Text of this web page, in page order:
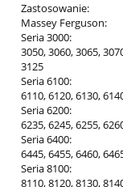
Zastosowanie:
Massey Ferguson:
Seria 3000:
3050, 3060, 3065,
3125
Seria 6100:
6110, 6120, 6130,
Seria 6200:
6235, 6245, 6255,
Seria 6400:
6445, 6455, 6460,
Seria 8100:
8110, 8120, 8130,